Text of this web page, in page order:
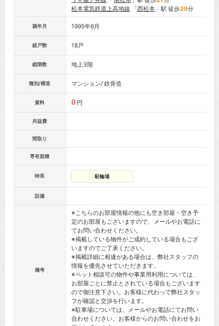
松本電気鉄道上高地線 「西松本」駅 徒歩29分
築年月 1995年6月
総戸数 18戸
総階数 地上3階
種別/構造 マンション/ 鉄骨造
賃料 0 円
共益費
間取り
専有面積
特長 駐輪場
設備
備考
※こちらのお部屋情報の他にも空き部屋・空き予
定のお部屋もございますので、メールやお電話に
てお問い合わせください。
※掲載している物件がご成約している場合もござ
いますのでご了承ください。
※掲載詳細に相違がある場合は、弊社スタッフの
情報を優先させていただきます。
※ペット相談可の物件や事業用利用については、
お部屋ごとに禁止とされている場合もございます
ので御注意下さい。お客様に代わって弊社スタッ
フが確認と交渉を行います。
※駐車場については、メールやお電話にてお問い
合わせください。お客様からのお問い合わせをお